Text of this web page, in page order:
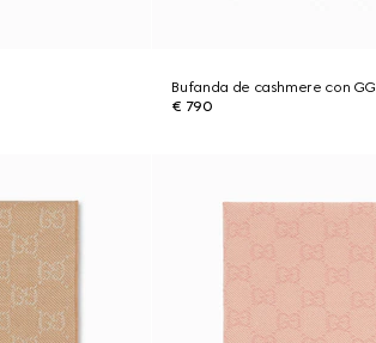
Bufanda de cashmere con GG
€ 790